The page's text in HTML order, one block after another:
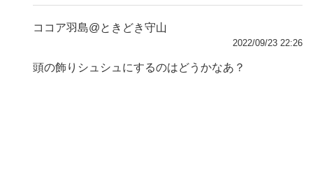
ココア羽島@ときどき守山
2022/09/23 22:26
頭の飾りシュシュにするのはどうかなあ？